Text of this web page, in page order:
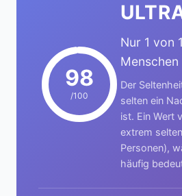
98
/100
Nur 1 von
Menschen
Der
selten ein
ist. Ein Wert
extrem
Personen),
häufig